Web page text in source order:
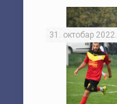
31. октобар 2022.